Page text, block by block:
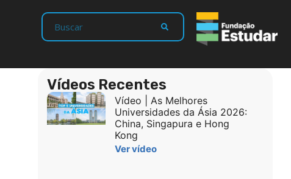
Vídeos Recentes
Vídeo | As Melhores
Universidades da Ásia 2026:
China, Singapura e Hong
Kong
Ver vídeo